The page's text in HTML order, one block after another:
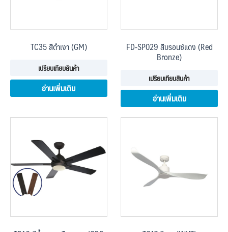
TC35 สีดำเงา (GM)
เปรียบเทียบสินค้า
อ่านเพิ่มเติม
FD-SP029 สีบรอนซ์แดง (Red
Bronze)
เปรียบเทียบสินค้า
อ่านเพิ่มเติม